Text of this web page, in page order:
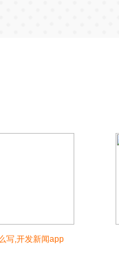
写,开发新闻app